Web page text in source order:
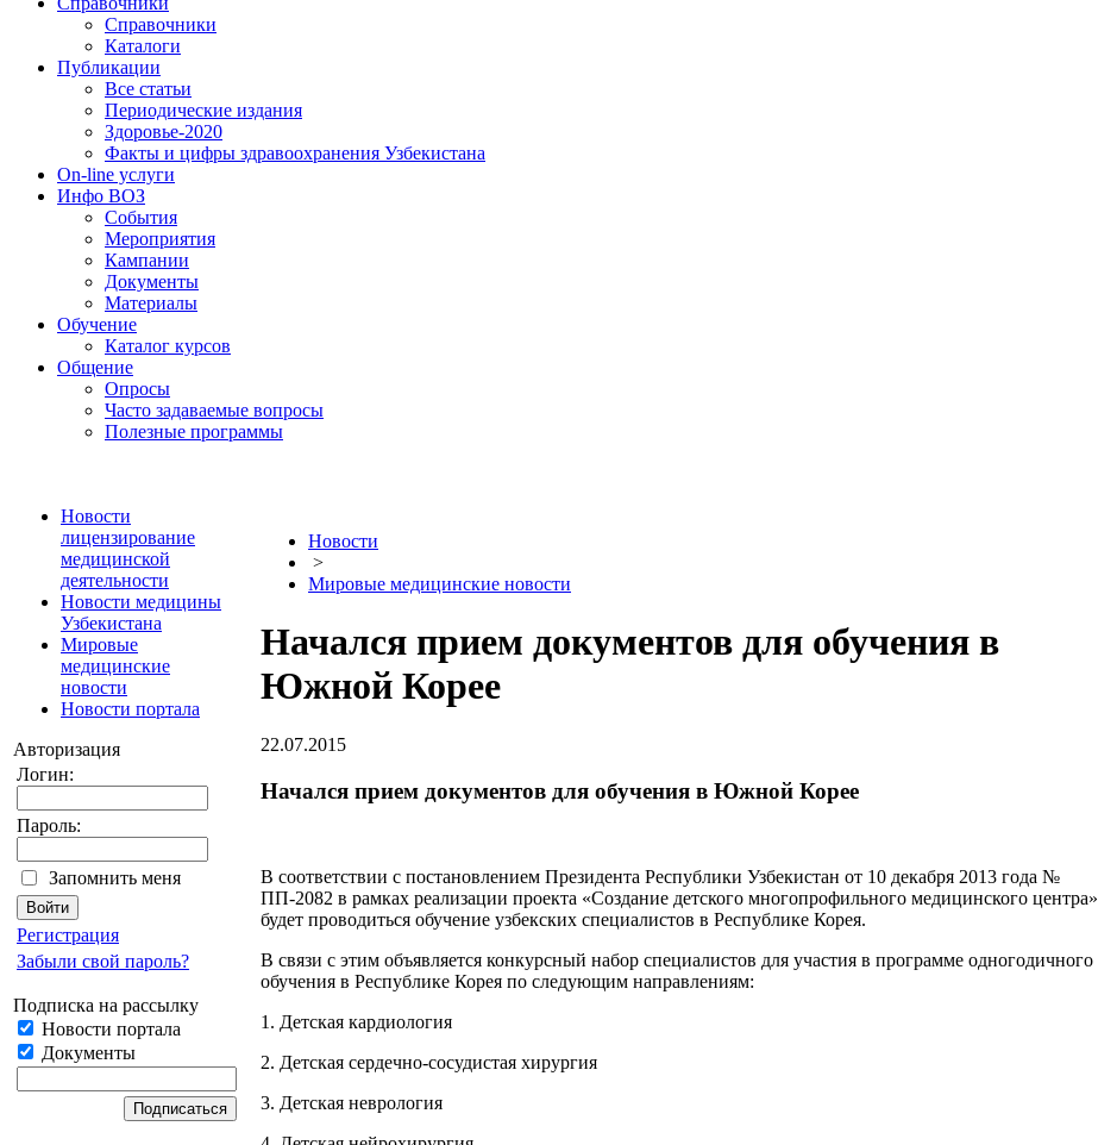
Справочники
Каталоги
Публикации
Все статьи
Периодические издания
Здоровье-2020
Факты и цифры здравоохранения Узбекистана
On-line услуги
Инфо ВОЗ
События
Мероприятия
Кампании
Документы
Материалы
Обучение
Каталог курсов
Общение
Опросы
Часто задаваемые вопросы
Полезные программы
Новости
лицензирование
медицинской
деятельности
Новости медицины
Узбекистана
Мировые
медицинские
новости
Новости портала
Авторизация
Логин:
Пароль:
Запомнить меня
Регистрация
Забыли свой пароль?
Подписка на рассылку
Новости портала
Документы
Новости
>
Мировые медицинские новости
Начался прием документов для обучения в
Южной Корее
22.07.2015
Начался прием документов для обучения в Южной Корее
В соответствии с постановлением Президента Республики Узбекистан от 10 декабря 2013 года №
ПП-2082 в рамках реализации проекта «Создание детского многопрофильного медицинского центра»
будет проводиться обучение узбекских специалистов в Республике Корея.
В связи с этим объявляется конкурсный набор специалистов для участия в программе одногодичного
обучения в Республике Корея по следующим направлениям:
1. Детская кардиология
2. Детская сердечно-сосудистая хирургия
3. Детская неврология